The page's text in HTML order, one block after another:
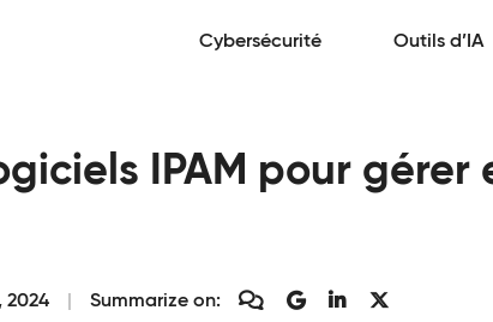
Cybersécurité Outils d’IA
IPAM pour gérer
2024 Summarize on: